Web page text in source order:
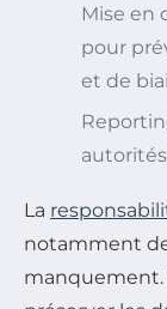
Mise en
pour
et de
La
notamment
manquement.